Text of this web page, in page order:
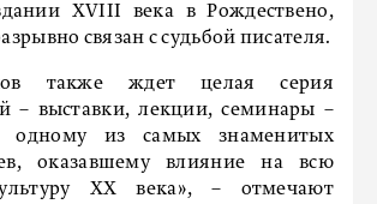
XVIII века в Рождествено,
связан с судьбой писателя.
также ждет целая серия
– выставки, лекции, семинары –
из самых знаменитых
оказавшему влияние на всю
XX века», – отмечают